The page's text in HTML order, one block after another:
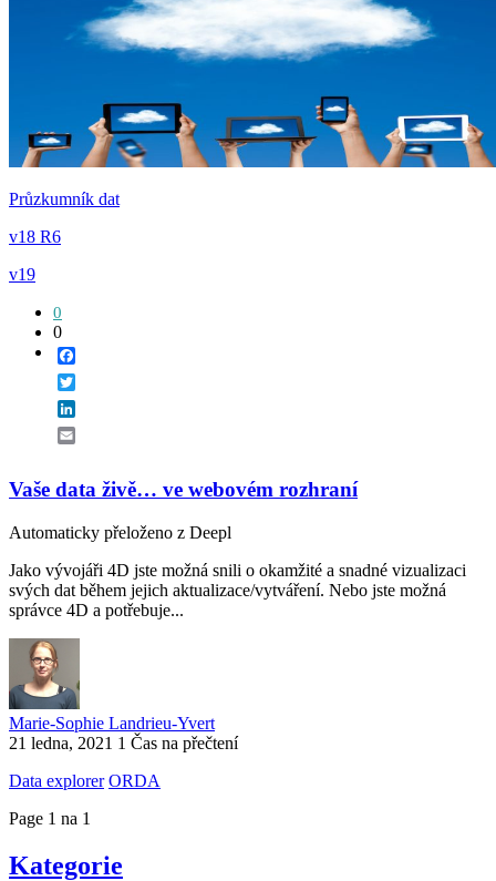
Průzkumník dat
v18 R6
v19
0
0
Vaše data živě… ve webovém rozhraní
Automaticky přeloženo z Deepl
Jako vývojáři 4D jste možná snili o okamžité a snadné vizualizaci
svých dat během jejich aktualizace/vytváření. Nebo jste možná
správce 4D a potřebuje...
Marie-Sophie Landrieu-Yvert
21 ledna, 2021 1 Čas na přečtení
Data explorer ORDA
Page 1 na 1
Kategorie